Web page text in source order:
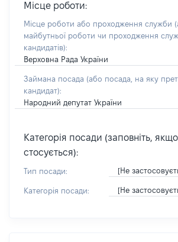
Місце роботи:
Місце роботи або проходження служби
майбутньої роботи чи проходження
кандидатів):
Верховна Рада України
Займана посада (або посада, на яку
кандидат):
Народний депутат України
Категорія посади (заповніть,
стосується):
Тип посади: [Не
Категорія посади: [Не